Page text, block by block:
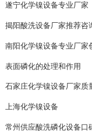
遂宁化学镍设备专业厂家
揭阳酸洗设备厂家推荐咨
南阳化学镍设备专业厂家
表面磷化的处理和作用
石家庄化学镍设备厂家质
上海化学镍设备
常州供应酸洗磷化设备口